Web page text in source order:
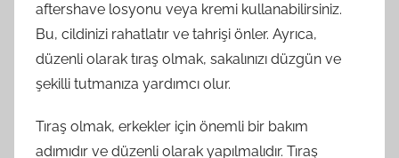
aftershave losyonu veya kremi kullanabilirsiniz.
Bu, cildinizi rahatlatır ve tahrişi önler. Ayrıca,
düzenli olarak tıraş olmak, sakalınızı düzgün ve
şekilli tutmanıza yardımcı olur.
Tıraş olmak, erkekler için önemli bir bakım
adımıdır ve düzenli olarak yapılmalıdır. Tıraş